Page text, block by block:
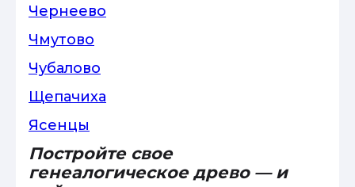
Чернеево
Чмутово
Чубалово
Щепачиха
Ясенцы
Постройте свое
генеалогическое древо — и